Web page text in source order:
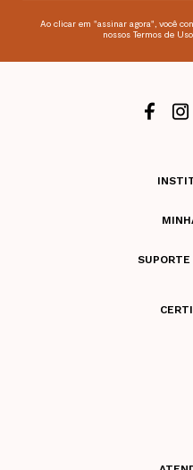
Ao clicar em "assinar agora", você
nossos Termos de